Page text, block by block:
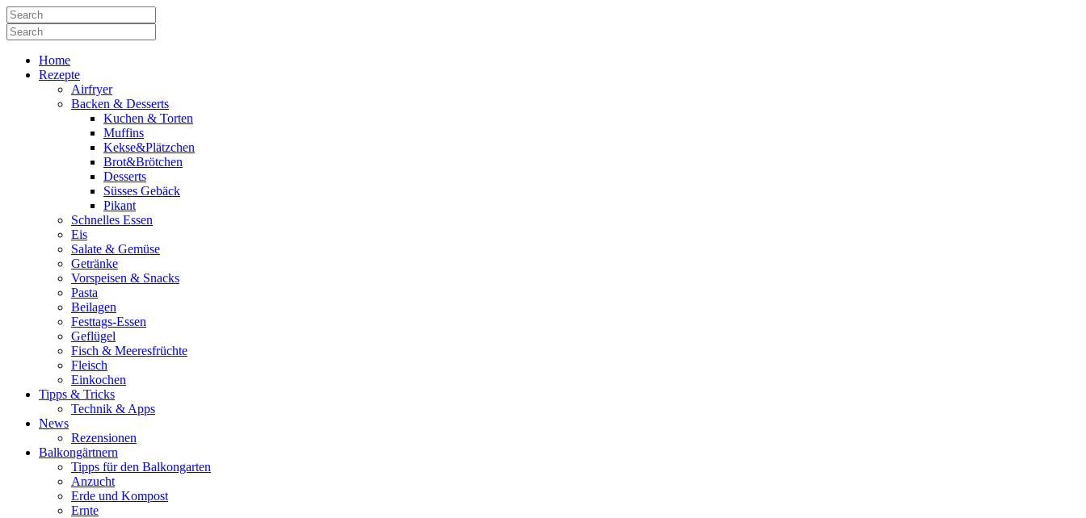
Home
Rezepte
Airfryer
Backen & Desserts
Kuchen & Torten
Muffins
Kekse&Plätzchen
Brot&Brötchen
Desserts
Süsses Gebäck
Pikant
Schnelles Essen
Eis
Salate & Gemüse
Getränke
Vorspeisen & Snacks
Pasta
Beilagen
Festtags-Essen
Geflügel
Fisch & Meeresfrüchte
Fleisch
Einkochen
Tipps & Tricks
Technik & Apps
News
Rezensionen
Balkongärtnern
Tipps für den Balkongarten
Anzucht
Erde und Kompost
Ernte